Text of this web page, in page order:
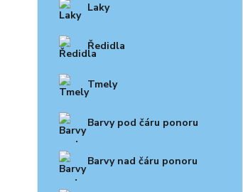
Laky
Ředidla
Tmely
Barvy pod čáru ponoru
Barvy nad čáru ponoru